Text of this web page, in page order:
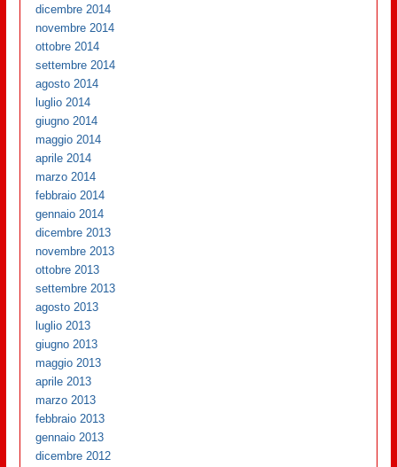
dicembre 2014
novembre 2014
ottobre 2014
settembre 2014
agosto 2014
luglio 2014
giugno 2014
maggio 2014
aprile 2014
marzo 2014
febbraio 2014
gennaio 2014
dicembre 2013
novembre 2013
ottobre 2013
settembre 2013
agosto 2013
luglio 2013
giugno 2013
maggio 2013
aprile 2013
marzo 2013
febbraio 2013
gennaio 2013
dicembre 2012